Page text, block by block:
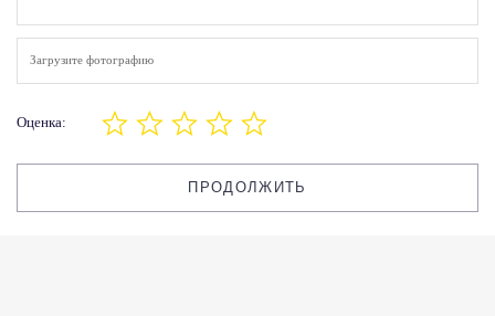
Загрузите фотографию
Оценка:
ПРОДОЛЖИТЬ